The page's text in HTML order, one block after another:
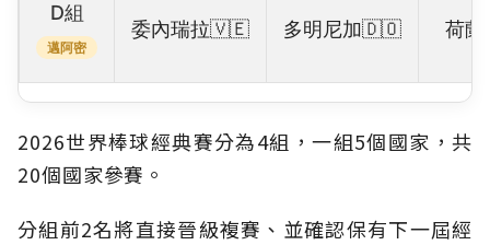
D組
邁阿密
委內瑞拉🇻🇪 多明尼加🇩🇴 荷
2026世界棒球經典賽分為4組，一組5個國家，共
20個國家參賽。
分組前2名將直接晉級複賽、並確認保有下一屆經